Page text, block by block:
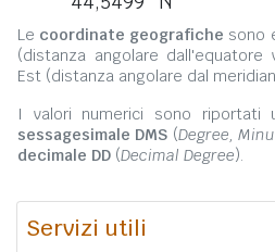
Le coordinate geografiche sono
(distanza angolare
Est (distanza angolare dal
I valori numerici sono riportati
sessagesimale DMS (Degree,
decimale DD (Decimal Degree).
Servizi utili